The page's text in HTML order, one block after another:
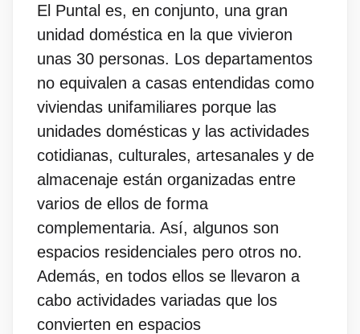
El Puntal es, en conjunto, una gran
unidad doméstica en la que vivieron
unas 30 personas. Los departamentos
no equivalen a casas entendidas como
viviendas unifamiliares porque las
unidades domésticas y las actividades
cotidianas, culturales, artesanales y de
almacenaje están organizadas entre
varios de ellos de forma
complementaria. Así, algunos son
espacios residenciales pero otros no.
Además, en todos ellos se llevaron a
cabo actividades variadas que los
convierten en espacios